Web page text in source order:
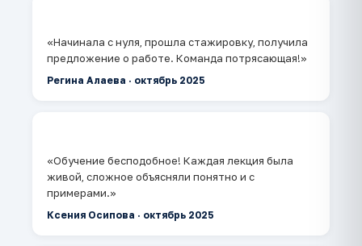
«Начинала с нуля, прошла стажировку, получила
предложение о работе. Команда потрясающая!»
Регина Алаева · октябрь 2025
«Обучение бесподобное! Каждая лекция была
живой, сложное объясняли понятно и с
примерами.»
Ксения Осипова · октябрь 2025